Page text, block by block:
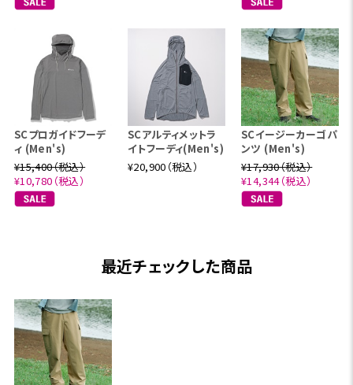
SCプロガイドフーデ
ィ (Men's)
¥15,400（税込）
¥10,780（税込）
SCアルティメットラ
イトフーディ(Men's)
¥20,900（税込）
SCイージーカーゴパ
ンツ (Men's)
¥17,930（税込）
¥14,344（税込）
最近チェックした商品